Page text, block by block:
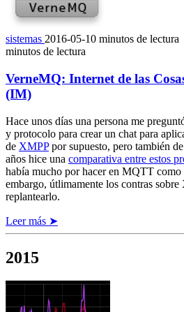
sistemas 2016-05-10 minutos de lectura
minutos de lectura
VerneMQ: Internet de las
(IM)
Hace unos días una persona me
y protocolo para crear un chat para
de XMPPpor supuesto, pero también de
años hice una comparativa entre estos
había mucho por hacer en MQTT como
embargo, útlimamente los contras sobre
replantearlo.
Leer más ➤
2015